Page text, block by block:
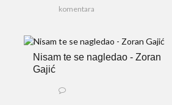
komentara
Nisam te se nagledao - Zoran
Gajić